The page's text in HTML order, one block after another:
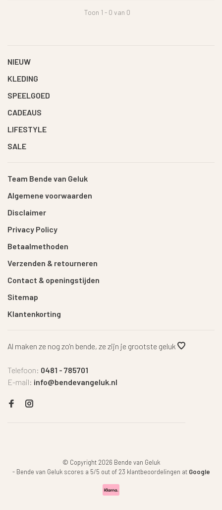
Toon 1 - 0 van 0
NIEUW
KLEDING
SPEELGOED
CADEAUS
LIFESTYLE
SALE
Team Bende van Geluk
Algemene voorwaarden
Disclaimer
Privacy Policy
Betaalmethoden
Verzenden & retourneren
Contact & openingstijden
Sitemap
Klantenkorting
Al maken ze nog zo'n bende, ze zijn je grootste geluk
Telefoon: 0481 - 785701
E-mail: info@bendevangeluk.nl
© Copyright 2026 Bende van Geluk
- Bende van Geluk scores a 5/5 out of 23 klantbeoordelingen at Google